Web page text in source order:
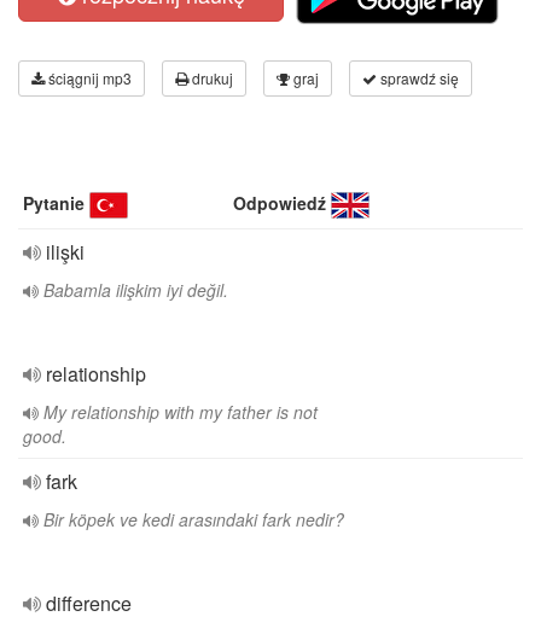
ściągnij mp3 drukuj graj sprawdź się
Pytanie Odpowiedź
ilişki
Babamla ilişkim iyi değil.
relationship
My relationship with my father is not
good.
fark
Bir köpek ve kedi arasındaki fark nedir?
difference